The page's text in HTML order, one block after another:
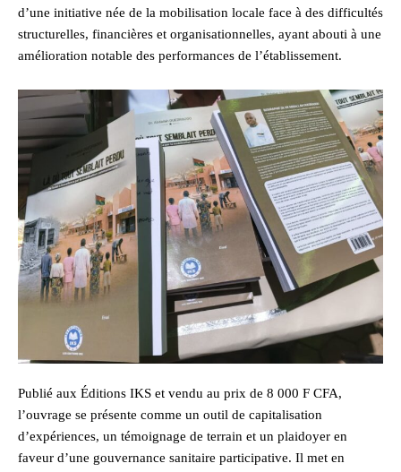
d’une initiative née de la mobilisation locale face à des difficultés
structurelles, financières et organisationnelles, ayant abouti à une
amélioration notable des performances de l’établissement.
Publié aux Éditions IKS et vendu au prix de 8 000 F CFA,
l’ouvrage se présente comme un outil de capitalisation
d’expériences, un témoignage de terrain et un plaidoyer en
faveur d’une gouvernance sanitaire participative. Il met en